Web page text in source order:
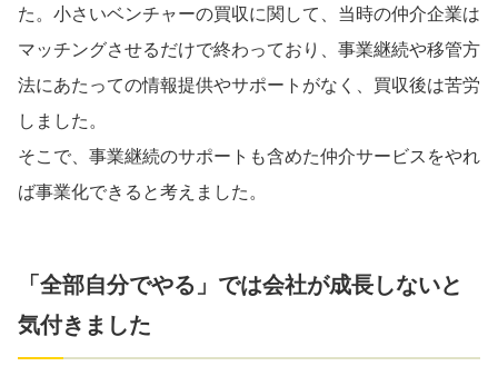
た。小さいベンチャーの買収に関して、当時の仲介企業は
マッチングさせるだけで終わっており、事業継続や移管方
法にあたっての情報提供やサポートがなく、買収後は苦労
しました。
そこで、事業継続のサポートも含めた仲介サービスをやれ
ば事業化できると考えました。
「全部自分でやる」では会社が成長しないと
気付きました